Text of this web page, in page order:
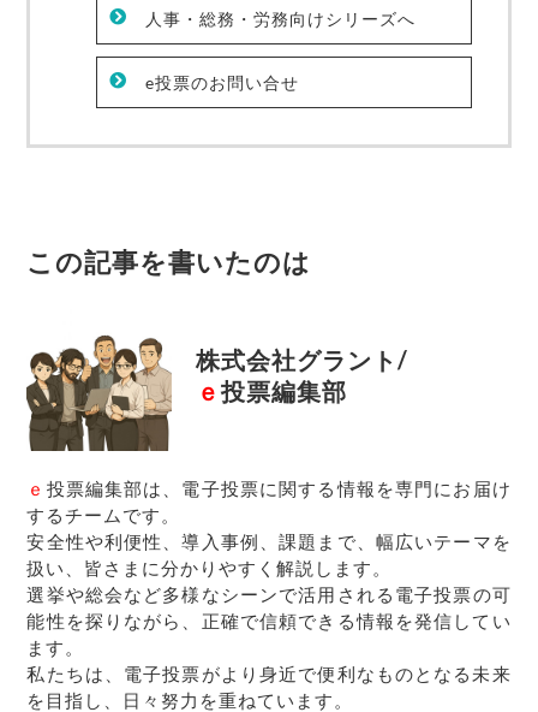
人事・総務・労務向けシリーズへ
e投票のお問い合せ
この記事を書いたのは
株式会社グラント/
ｅ投票編集部
ｅ 投票編集部は、電子投票に関する情報を専門にお届け
するチームです。
安全性や利便性、導入事例、課題まで、幅広いテーマを
扱い、皆さまに分かりやすく解説します。
選挙や総会など多様なシーンで活用される電子投票の可
能性を探りながら、正確で信頼できる情報を発信してい
ます。
私たちは、電子投票がより身近で便利なものとなる未来
を目指し、日々努力を重ねています。